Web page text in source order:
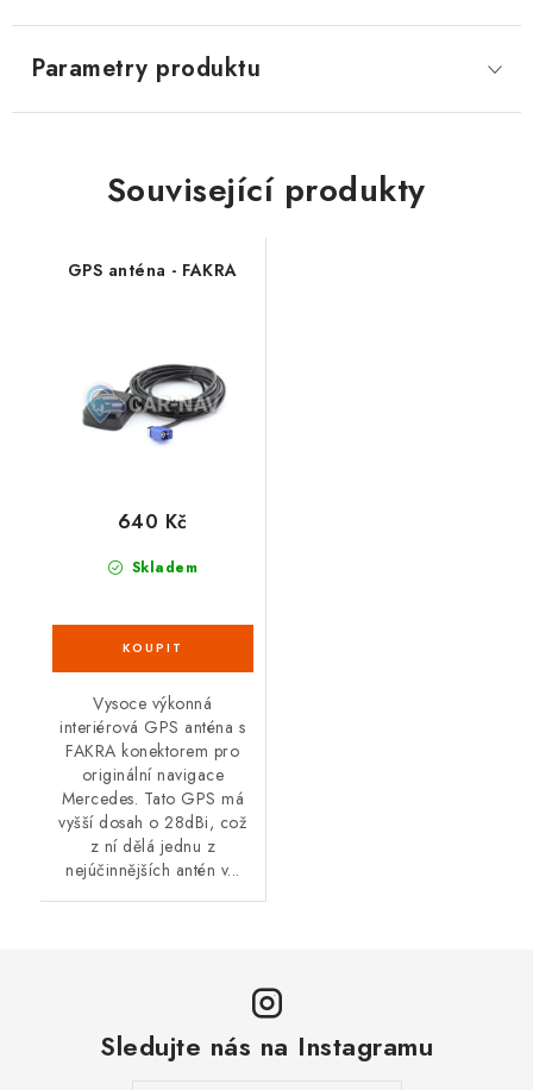
Parametry produktu
Související produkty
GPS anténa - FAKRA
Skladem
640 Kč
Vysoce výkonná
interiérová GPS anténa s
FAKRA konektorem pro
originální navigace
Mercedes. Tato GPS má
vyšší dosah o 28dBi, což
z ní dělá jednu z
nejúčinnějších antén v...
Sledujte nás na Instagramu